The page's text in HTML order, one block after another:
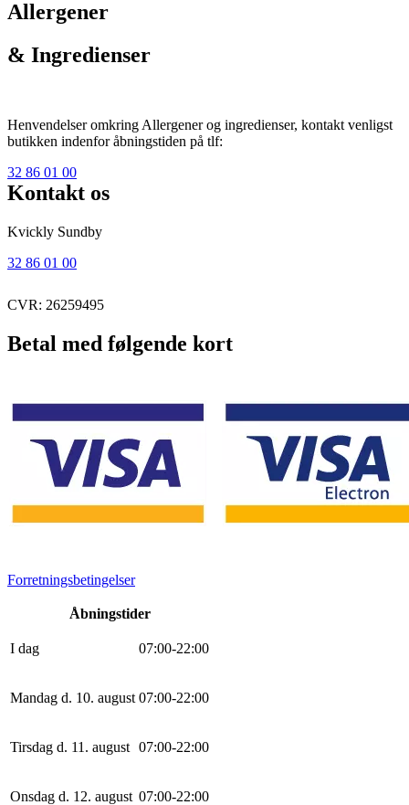
Allergener
& Ingredienser
Henvendelser omkring Allergener og ingredienser, kontakt venligst
butikken indenfor åbningstiden på tlf:
32 86 01 00
Kontakt os
Kvickly Sundby
32 86 01 00
CVR: 26259495
Betal med følgende kort
Forretningsbetingelser
Åbningstider
I dag 07:00-22:00
Mandag d. 10. august 07:00-22:00
Tirsdag d. 11. august 07:00-22:00
Onsdag d. 12. august 07:00-22:00